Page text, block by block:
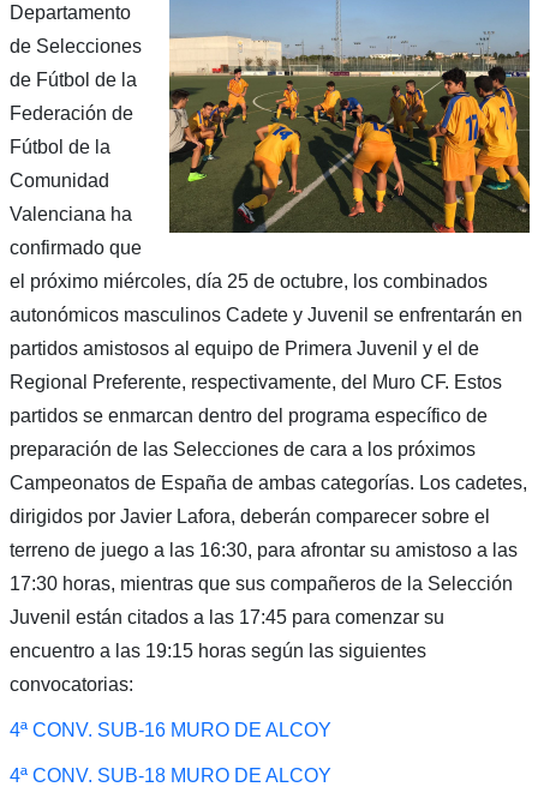
Departamento
de Selecciones
de Fútbol de la
Federación de
Fútbol de la
Comunidad
Valenciana ha
confirmado que
el próximo miércoles, día 25 de octubre, los combinados
autonómicos masculinos Cadete y Juvenil se enfrentarán en
partidos amistosos al equipo de Primera Juvenil y el de
Regional Preferente, respectivamente, del Muro CF. Estos
partidos se enmarcan dentro del programa específico de
preparación de las Selecciones de cara a los próximos
Campeonatos de España de ambas categorías. Los cadetes,
dirigidos por Javier Lafora, deberán comparecer sobre el
terreno de juego a las 16:30, para afrontar su amistoso a las
17:30 horas, mientras que sus compañeros de la Selección
Juvenil están citados a las 17:45 para comenzar su
encuentro a las 19:15 horas según las siguientes
convocatorias:
4ª CONV. SUB-16 MURO DE ALCOY
4ª CONV. SUB-18 MURO DE ALCOY